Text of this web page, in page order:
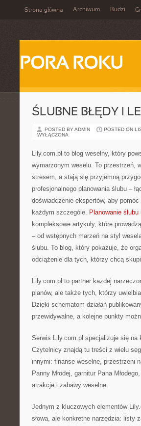
Strona główna Archiwum Budzi
PORA ROKU
ŚLUBNE BŁĘDY I
POSTED BY ADMIN POSTED ON
WYŁĄCZONA
Lily.com.pl to blog weselny, który
wymarzonym weselu. To przestrzeń,
stresem, a stają się przyjemną
profesjonalnego planowania ślubu –
doświadczenie ekspertów, aby
każdym szczególe. Planowanie ślubu
kompleksowe artykuły, które
– od wstępnych marzeń na styl
ślubu. To blog, który pokazuje, że
odciążenie dla tych, którzy chcą
Lily.com.pl to partner każdej
planów, ale także tych, którzy
Dzięki schematom działań
przewidywalne, a kolejne punkty
Serwis Lily.com.pl specjalizuje się na
Czytelnicy znajdą tu treści z wielu
innymi: finanse weselne, przestrzeni
Panny Młodej, garnitur Pana
atrakcje i zabawy weselne.
Jednym z kluczowych elementów
słowa, ale konkretne narzędzia: listy